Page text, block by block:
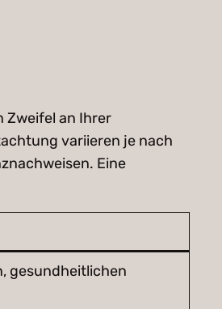
Zweifel an Ihrer
variieren je nach
Eine
gesundheitlichen